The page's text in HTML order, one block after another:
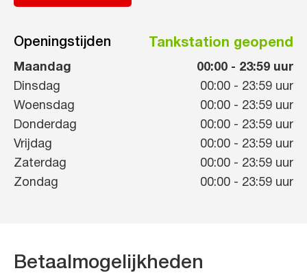
Openingstijden Tankstation geopend
Maandag 00:00 - 23:59 uur
Dinsdag
00:00 - 23:59 uur
Woensdag
00:00 - 23:59 uur
Donderdag
00:00 - 23:59 uur
Vrijdag
00:00 - 23:59 uur
Zaterdag
00:00 - 23:59 uur
Zondag
00:00 - 23:59 uur
Betaalmogelijkheden